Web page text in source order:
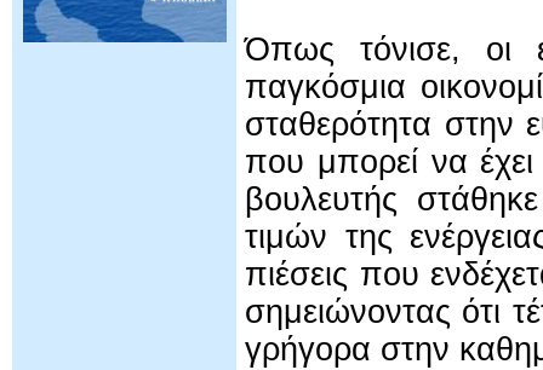
Όπως τόνισε, οι
παγκόσμια
σταθερότητα στην
που μπορεί να
βουλευτής
τιμών της
πιέσεις που
σημειώνοντας ότι
γρήγορα στην